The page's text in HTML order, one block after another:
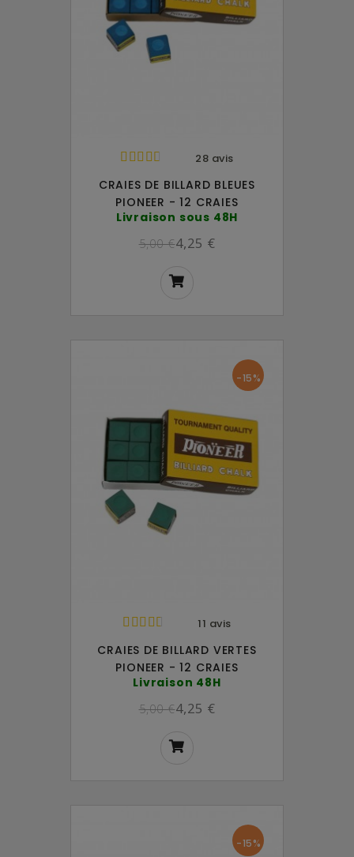
28 avis
CRAIES DE BILLARD BLEUES
PIONEER - 12 CRAIES
Livraison sous 48H
5,00 €4,25 €
-15%
11 avis
CRAIES DE BILLARD VERTES
PIONEER - 12 CRAIES
Livraison 48H
5,00 €4,25 €
-15%